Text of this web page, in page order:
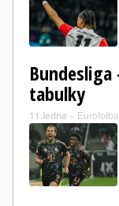
tabulky
11.ledna »